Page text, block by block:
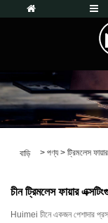
বাড়ি > পণ্য > ট্রিমলেস
চীন ট্রিমলেস ফায়ার
Huimei চীনে একজন পেশাদার